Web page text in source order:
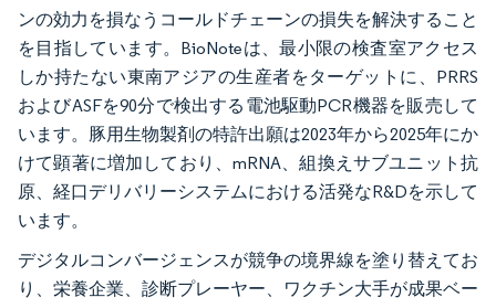
ンの効力を損なうコールドチェーンの損失を解決すること
を目指しています。BioNoteは、最小限の検査室アクセス
しか持たない東南アジアの生産者をターゲットに、PRRS
およびASFを90分で検出する電池駆動PCR機器を販売して
います。豚用生物製剤の特許出願は2023年から2025年にか
けて顕著に増加しており、mRNA、組換えサブユニット抗
原、経口デリバリーシステムにおける活発なR&Dを示して
います。
デジタルコンバージェンスが競争の境界線を塗り替えてお
り、栄養企業、診断プレーヤー、ワクチン大手が成果ベー